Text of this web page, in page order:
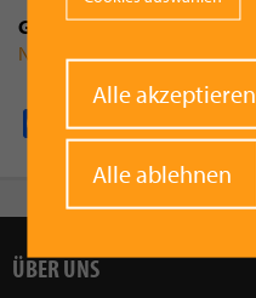
Gruppenzugehörigkeit
Naturfreunde Fotoklub
Facebook
Pinterest
X WhatsApp
Email
ÜBER UNS
Alle akzeptieren
Alle ablehnen